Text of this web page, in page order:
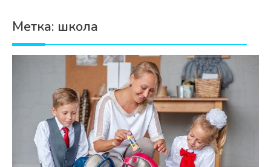
Дети
Свадьба
Хобби
Красота
Метка: школа